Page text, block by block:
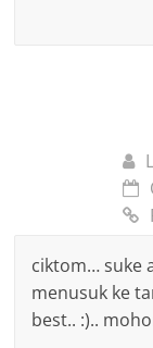
ciktom… suke
menusuk ke
best.. :)..